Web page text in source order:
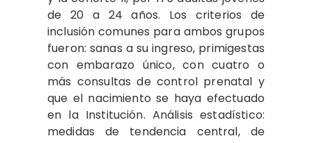
de 20 a 24 años. Los criterios de
inclusión comunes para ambos grupos
fueron: sanas a su ingreso, primigestas
con embarazo único, con cuatro o
más consultas de control prenatal y
que el nacimiento se haya efectuado
en la Institución. Análisis estadístico:
medidas de tendencia central, de